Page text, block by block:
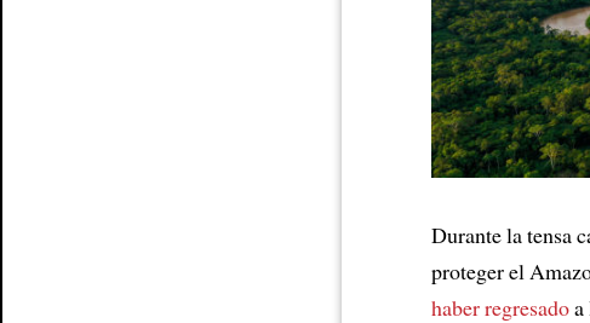
Durante la tensa
proteger el
haber regresadoa